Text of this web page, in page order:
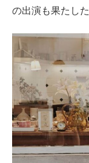
の出演も果たした